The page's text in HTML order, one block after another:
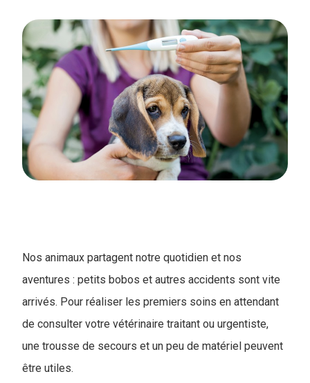
Nos animaux partagent notre quotidien et nos
aventures : petits bobos et autres accidents sont vite
arrivés. Pour réaliser les premiers soins en attendant
de consulter votre vétérinaire traitant ou urgentiste,
une trousse de secours et un peu de matériel peuvent
être utiles.